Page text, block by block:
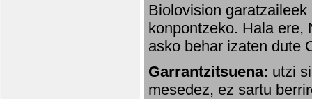
Biolovision
konpontzeko. Hala ere,
asko behar izaten dute
Garrantzitsuena: utzi
mesedez, ez sartu